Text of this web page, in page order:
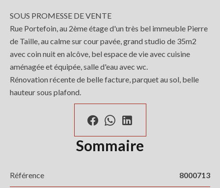
SOUS PROMESSE DE VENTE
Rue Portefoin, au 2ème étage d'un très bel immeuble Pierre
de Taille, au calme sur cour pavée, grand studio de 35m2
avec coin nuit en alcôve, bel espace de vie avec cuisine
aménagée et équipée, salle d'eau avec wc.
Rénovation récente de belle facture, parquet au sol, belle
hauteur sous plafond.
Sommaire
Référence 8000713